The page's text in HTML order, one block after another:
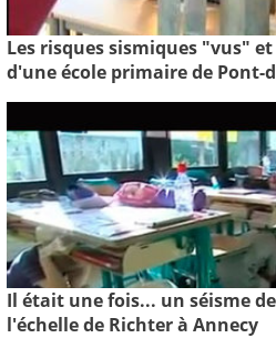
Les risques sismiques "vus"
d'une école primaire de Pont-
Il était une fois... un séisme
l'échelle de Richter à Annecy